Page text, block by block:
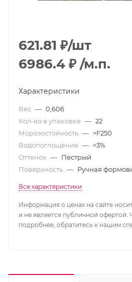
621.81 ₽/шт
6986.4 ₽ /м.п.
Характеристики
Вес — 0,606
Кол-во в упаковке — 22
Морозостойкость — >F250
Водопоглощение — <3%
Оттенок — Пестрый
Поверхность — Ручная
Все характеристики
Информация о ценах на сайте
и не является публичной офертой.
подробнее, обратитесь к нашим